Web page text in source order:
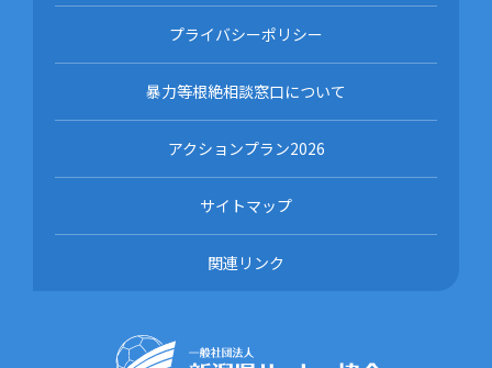
プライバシーポリシー
暴力等根絶相談窓口について
アクションプラン2026
サイトマップ
関連リンク